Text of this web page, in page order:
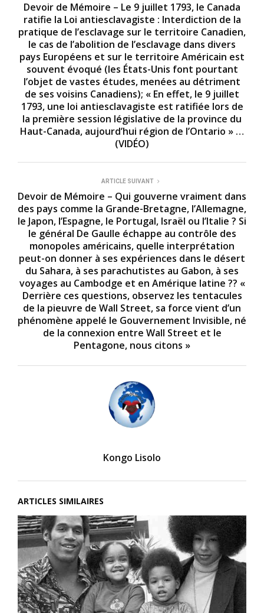
Devoir de Mémoire – Le 9 juillet 1793, le Canada
ratifie la Loi antiesclavagiste : Interdiction de la
pratique de l’esclavage sur le territoire Canadien,
le cas de l’abolition de l’esclavage dans divers
pays Européens et sur le territoire Américain est
souvent évoqué (les États-Unis font pourtant
l’objet de vastes études, menées au détriment
de ses voisins Canadiens); « En effet, le 9 juillet
1793, une loi antiesclavagiste est ratifiée lors de
la première session législative de la province du
Haut-Canada, aujourd’hui région de l’Ontario » …
(VIDÉO)
ARTICLE SUIVANT
Devoir de Mémoire – Qui gouverne vraiment dans
des pays comme la Grande-Bretagne, l’Allemagne,
le Japon, l’Espagne, le Portugal, Israël ou l’Italie ? Si
le général De Gaulle échappe au contrôle des
monopoles américains, quelle interprétation
peut-on donner à ses expériences dans le désert
du Sahara, à ses parachutistes au Gabon, à ses
voyages au Cambodge et en Amérique latine ?? «
Derrière ces questions, observez les tentacules
de la pieuvre de Wall Street, sa force vient d’un
phénomène appelé le Gouvernement Invisible, né
de la connexion entre Wall Street et le
Pentagone, nous citons »
Kongo Lisolo
ARTICLES SIMILAIRES